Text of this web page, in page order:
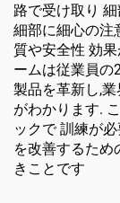
路で受け取り
細部に細心の注
質や安全性 効
ームは従業員の
製品を革新し,
がわかります.
ックで 訓練が
を改善するため
きことです